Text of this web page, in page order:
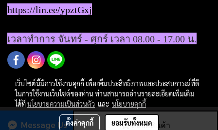
สั่งซื้อสินค้า
Message Us
https://lin.ee/ypztGxj
เวลาทำการ จันทร์ - ศุกร์ เวลา 08.00 - 17.00 น.
ผู้เข้าชมวันนี้
เว็บไซต์นี้มีการใช้งานคุกกี้ เพื่อเพิ่มประสิทธิภาพและประสบการณ์ที่ดี
ในการใช้งานเว็บไซต์ของท่าน ท่านสามารถอ่านรายละเอียดเพิ่มเติม
ได้ที่นโยบายความเป็นส่วนตัว และ นโยบายคุกกี้
ตั้งค่าคุกกี้ ยอมรับทั้งหมด